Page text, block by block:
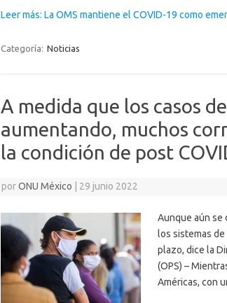
Leer más: La OMS mantiene el COVID-19 como
Categoría: Noticias
A medida que los casos
aumentando, muchos
la condición de post
porONU México 29 junio 2022
Aunque aún se
los sistemas
plazo, dice la
(OPS) –
Américas, con